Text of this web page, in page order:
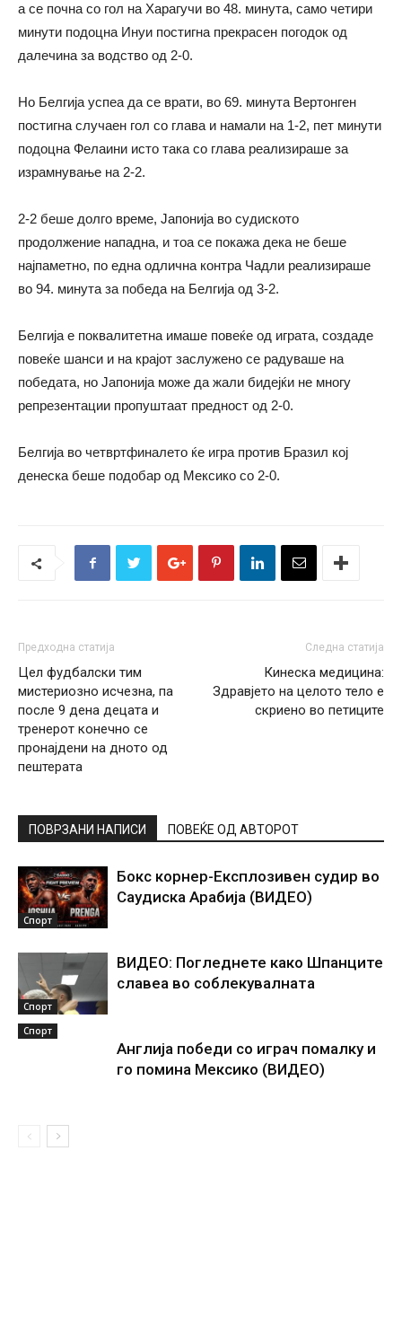
а се почна со гол на Харагучи во 48. минута, само четири
минути подоцна Инуи постигна прекрасен погодок од
далечина за водство од 2-0.
Но Белгија успеа да се врати, во 69. минута Вертонген
постигна случаен гол со глава и намали на 1-2, пет минути
подоцна Фелаини исто така со глава реализираше за
израмнување на 2-2.
2-2 беше долго време, Јапонија во судиското
продолжение нападна, и тоа се покажа дека не беше
најпаметно, по една одлична контра Чадли реализираше
во 94. минута за победа на Белгија од 3-2.
Белгија е поквалитетна имаше повеќе од играта, создаде
повеќе шанси и на крајот заслужено се радуваше на
победата, но Јапонија може да жали бидејќи не многу
репрезентации пропуштаат предност од 2-0.
Белгија во четвртфиналето ќе игра против Бразил кој
денеска беше подобар од Мексико со 2-0.
Предходна статија
Цел фудбалски тим
мистериозно исчезна, па
после 9 дена децата и
тренерот конечно се
пронајдени на дното од
пештерата
Следна статија
Кинеска медицина:
Здравјето на целото тело е
скриено во петиците
ПОВРЗАНИ НАПИСИ ПОВЕЌЕ ОД АВТОРОТ
Спорт
Бокс корнер-Експлозивен судир во
Саудиска Арабија (ВИДЕО)
Спорт
ВИДЕО: Погледнете како Шпанците
славеа во соблекувалната
Спорт
Англија победи со играч помалку и
го помина Мексико (ВИДЕО)